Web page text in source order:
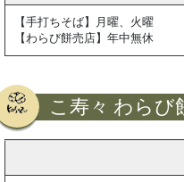
【手打ちそば】月曜、火曜
【わらび餅売店】年中無休
こ寿々 わらび